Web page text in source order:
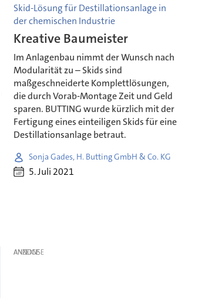
Skid-Lösung für Destillationsanlage in
der chemischen Industrie
Kreative Baumeister
Im Anlagenbau nimmt der Wunsch nach
Modularität zu – Skids sind
maßgeschneiderte Komplettlösungen,
die durch Vorab-Montage Zeit und Geld
sparen. BUTTING wurde kürzlich mit der
Fertigung eines einteiligen Skids für eine
Destillationsanlage betraut.
Sonja Gades, H. Butting GmbH & Co. KG
5. Juli 2021
ANZEIGE